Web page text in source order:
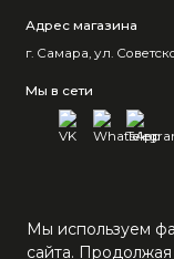
Адрес магазина
г. Самара, ул.
Мы в сети
Мы используем
сайта. Продолжая